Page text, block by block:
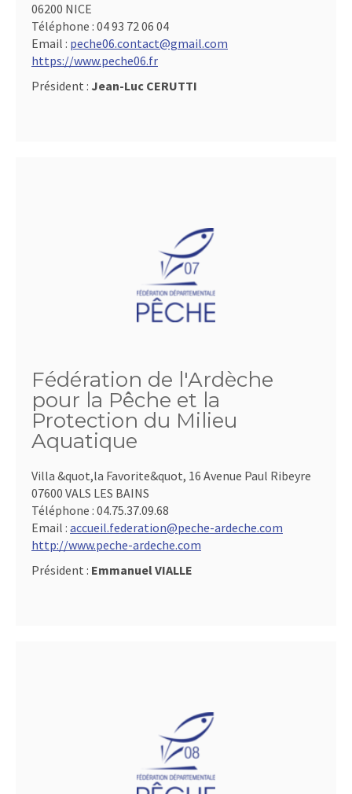
06200 NICE
Téléphone : 04 93 72 06 04
Email : peche06.contact@gmail.com
https://www.peche06.fr
Président : Jean-Luc CERUTTI
Fédération de l'Ardèche
pour la Pêche et la
Protection du Milieu
Aquatique
Villa &quot,la Favorite&quot, 16 Avenue Paul Ribeyre
07600 VALS LES BAINS
Téléphone : 04.75.37.09.68
Email : accueil.federation@peche-ardeche.com
http://www.peche-ardeche.com
Président : Emmanuel VIALLE